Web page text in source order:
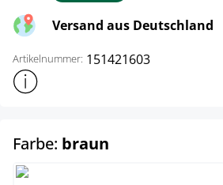
Versand aus Deutschland
Artikelnummer: 151421603
Weitere Produktinformationen anzeigen
Farbe: braun